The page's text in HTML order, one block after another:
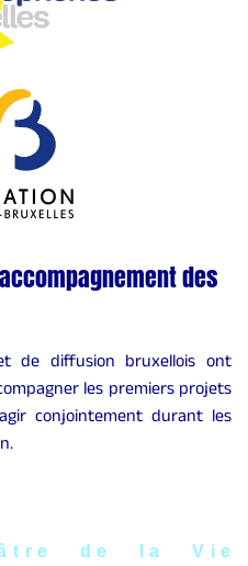
des
de diffusion bruxellois ont
les premiers projets
conjointement durant les
de la Vie